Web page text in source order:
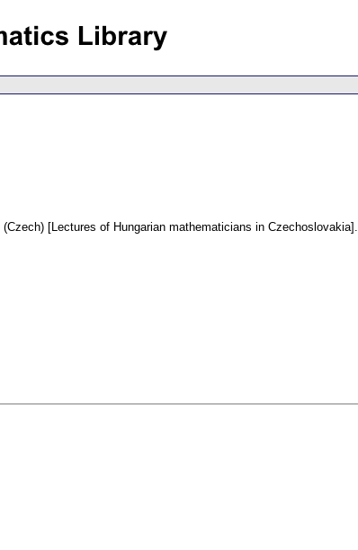
(Czech) [Lectures of Hungarian mathematicians in Czechoslovakia].